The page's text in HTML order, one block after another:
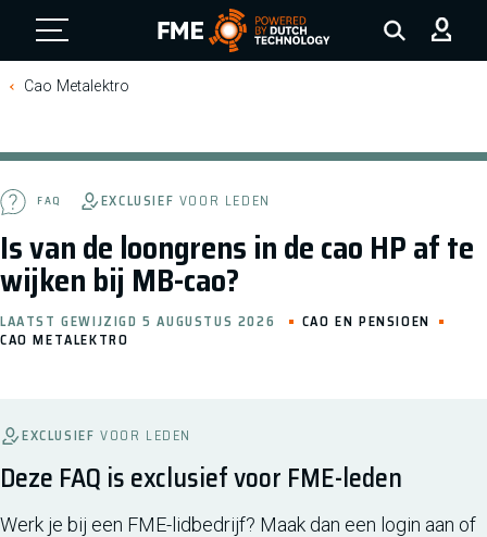
FME Logo, to the homepage
Cao Metalektro
Is van de loongrens in de cao HP af te
wijken bij MB-cao?
FAQ EXCLUSIEF VOOR LEDEN
LAATST GEWIJZIGD 5 AUGUSTUS 2026
CAO EN PENSIOEN
CAO METALEKTRO
EXCLUSIEF VOOR LEDEN
Deze FAQ is exclusief voor FME-leden
Werk je bij een FME-lidbedrijf? Maak dan een login aan of